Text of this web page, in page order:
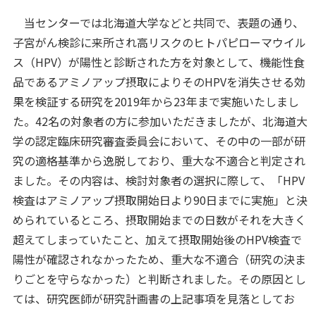
協
会
当センターでは北海道大学などと共同で、表題の通り、
子宮がん検診に来所され高リスクのヒトパピローマウイル
ス（HPV）が陽性と診断された方を対象として、機能性食
品であるアミノアップ摂取によりそのHPVを消失させる効
果を検証する研究を2019年から23年まで実施いたしまし
た。42名の対象者の方に参加いただきましたが、北海道大
学の認定臨床研究審査委員会において、その中の一部が研
究の適格基準から逸脱しており、重大な不適合と判定され
ました。その内容は、検討対象者の選択に際して、「HPV
検査はアミノアップ摂取開始日より90日までに実施」と決
められているところ、摂取開始までの日数がそれを大きく
超えてしまっていたこと、加えて摂取開始後のHPV検査で
陽性が確認されなかったため、重大な不適合（研究の決ま
りごとを守らなかった）と判断されました。その原因とし
ては、研究医師が研究計画書の上記事項を見落としてお